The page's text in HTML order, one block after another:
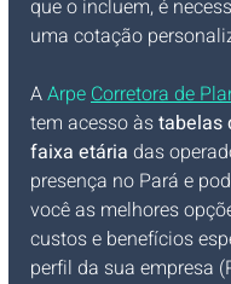
que o incluem, é
uma cotação
A Arpe Corretora de
tem acesso às tabelas
faixa etária das
presença no Pará e
você as melhores
custos e benefícios
perfil da sua empresa